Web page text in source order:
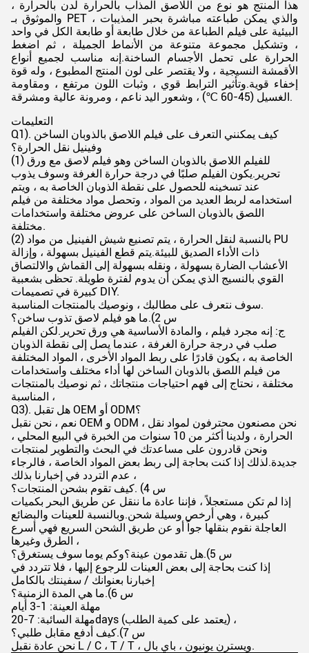
هذا المنتج هو نوع من اللاصق المذاب بالحرارة لدن بالحرارة ،
والموثوق بـ PET ، والذي يمكن طباعته مباشرة بحبر المذيبات
البيئية على فيلم الطباعة من خلال طابعة أو طابعة الكل في واحد
، وتشكيل مجموعة متنوعة من الأنماط الجميلة ، ثم اضغط
الحرارة على تحمل الأجسام الساخنة.إنه مناسب لجميع أنواع
الأقمشة النسيجية ، ولا يقتصر على لون المنتج المطبوع ، وله قوة
إخفاء قوية.وتأثير الترابط قوي ، وثبات اللون مرتفع ، ومقاومة
الغسيل (45-60 ℃) ، وشعور اليد ناعم ، ومرونة عالية ومشرقة.
التعليمات
Q1). كيف يمكنني التعرف على فيلم اللاصق بالذوبان الساخن
وفينيل نقل الحرارة؟
(1) للفيلم اللاصق بالذوبان الساخن وهو فيلم لاصق مع ورق
تحرير.يكون الفيلم صلبًا في درجة حرارة الغرفة وسوف يذوب
عند تسخينه للحصول على نقطة الذوبان الخاصة به ، ويتم
استخدامه لربط العديد من المواد ، وتحصل مواد مختلفة من فيلم
اللصق بالذوبان الساخن على عروض مختلفة واستخدامات
مختلفة.
(2) بالنسبة لنقل الحرارة ، يتم تصنيع شيش الفينيل من مواد PU
ذات الأداء الصديق للبيئة.يتم قطع الفينيل بسهولة ، وإزالة
الأعشاب الضارة بسهولة ، ونقله بسهولة إلى القماش والالتصاق
القوي بالنسيج الذي يمكن أن يدوم لفترة طويلة. تحظى بشعبية
كبيرة في تصميمات DIY.
سوف نتعرف على مطالبك ، ونوصيك بالمنتجات المناسبة.
س 2).ما هو فيلم لاصق تذوب ساخن؟
ج: إنه مجرد فيلم ، والمادة الأساسية هي ورق تحرير.لكن الفيلم
صلب في درجة حرارة الغرفة ، عندما يصل إلى نقطة الذوبان
الخاصة به ، يكون قادرًا على ربط المواد الأخرى ، المواد المختلفة
من فيلم اللصق بالذوبان الساخن لها أداء مختلف واستخدامات
مختلفة ، نحتاج إلى فهم احتياجات منتجاتك ، ثم نوصيك بالمنتجات
المناسبة ،
Q3). هل تقبل OEM أو ODM؟
نعم ، نحن نقبل OEM و ODM ، نحن مصنعون محترفون لمواد نقل
الحرارة ، ولدينا أكثر من 10 سنوات من الخبرة في البيع المحلي ،
ونحن قادرون على مساعدتك في البحث والتطوير لمنتجات
جديدة.لذلك إذا كنت بحاجة إلى ربط بعض المواد الخاصة ، فالرجاء
عدم التردد في إخبارنا بذلك ،
س 4) .كيف تقوم بشحن المنتجات؟
إذا لم تكن مستعجلاً ، فإننا عادة ما ننقل عن طريق البحر بكميات
كبيرة ، وهي أرخص وسيلة شحن.وبالنسبة للعينات والبضائع
العاجلة نقوم بنقلها جواً أو عن طريق الشحن السريع فهي أسرع
الطرق وغيرها ،
س 5).هل تقدمون عينة؟وكم يوما سوف يستغرق؟
إذا كنت بحاجة إلى بعض العينات للرجوع إليها ، فلا تتردد في
إخبارنا بعنوانك / سفينتك بالكامل
س 6).ما هي المدة الزمنية؟
مهلة العينة: 1-3 أيام
مهلة السائبة: 7-20days (يعتمد على كمية الطلب) ،
س 7).كيف أدفع مقابل طلبي؟
نحن عادة نقبل L / C ، T / T ، ويسترن يونيون ، باي بال.